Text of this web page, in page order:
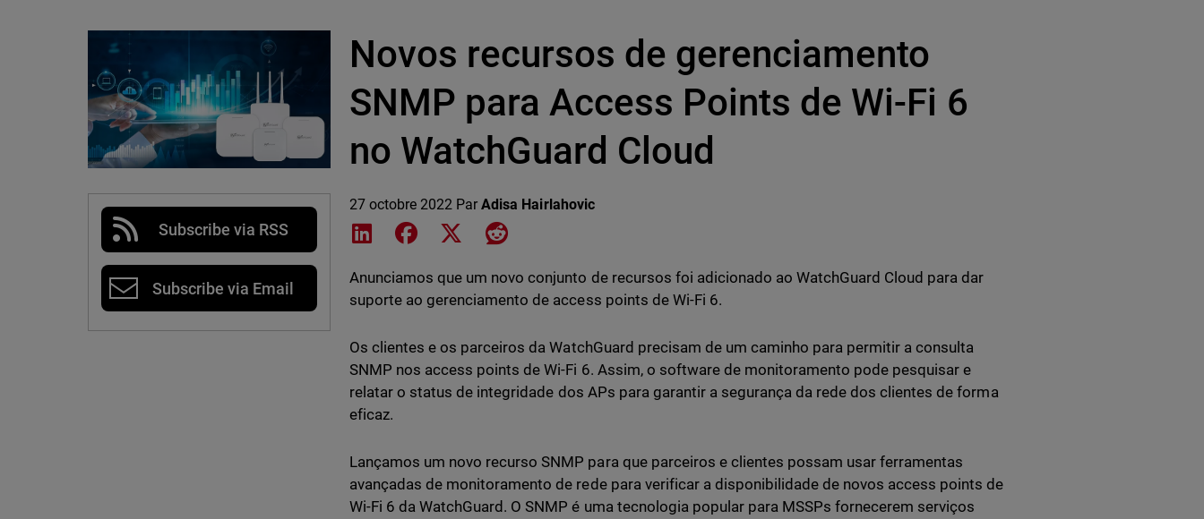
Subscribe via RSS
Subscribe via Email
Novos recursos de gerenciamento
SNMP para Access Points de Wi-Fi 6
no WatchGuard Cloud
27 octobre 2022 ParAdisa Hairlahovic
Share on LinkedIn
Share on Facebook
Share on XShare on Reddit
Anunciamos que um novo conjunto de recursos foi adicionado ao WatchGuard Cloud para dar
suporte ao gerenciamento de access points de Wi-Fi 6.
Os clientes e os parceiros da WatchGuard precisam de um caminho para permitir a consulta
SNMP nos access points de Wi-Fi 6. Assim, o software de monitoramento pode pesquisar e
relatar o status de integridade dos APs para garantir a segurança da rede dos clientes de forma
eficaz.
Lançamos um novo recurso SNMP para que parceiros e clientes possam usar ferramentas
avançadas de monitoramento de rede para verificar a disponibilidade de novos access points de
Wi-Fi 6 da WatchGuard. O SNMP é uma tecnologia popular para MSSPs fornecerem serviços